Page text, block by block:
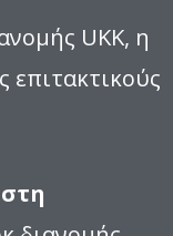
UKK, η
επιτακτικούς